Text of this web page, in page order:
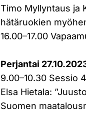
Timo Myllyntaus ja
hätäruokien
16.00–17.00
Perjantai
9.00–10.30 Sessio 4
Elsa Hietala:
Suomen